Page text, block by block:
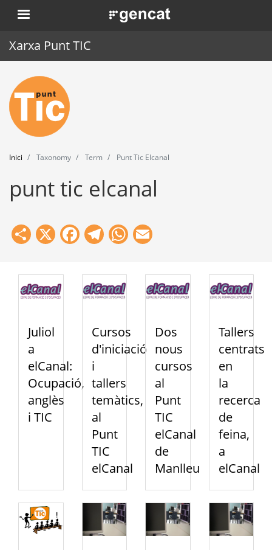
Vés
al
. Obre en una nova finestra.
Xarxa Punt TIC
Inici
Punt TIC
Actualitat
Agenda
Formació
Eines
Inici Taxonomy Term Punt Tic Elcanal
punt tic elcanal
Share
X Facebook
Telegram
WhatsApp
Juliol
a
elCanal:
Ocupació,
anglès
i TIC
Cursos
d'iniciació
i
tallers
temàtics,
al
Punt
TIC
elCanal
Dos
nous
cursos
al
Punt
TIC
elCanal
de
Manlleu
Tallers
centrats
en
la
recerca
de
feina,
a
elCanal